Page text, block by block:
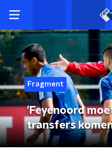
Fragment
'Feyenoord
transfers